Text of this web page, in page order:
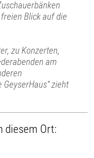
Blick auf die
zu Konzerten,
am
zieht
diesem Ort: